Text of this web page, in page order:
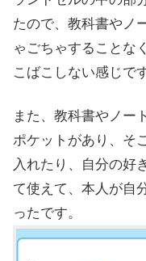
たので、教科書やノ
ゃごちゃすることな
こばこしない感じです
また、教科書やノー
ポケットがあり、そ
入れたり、自分の好
て使えて、本人が自
ったです。